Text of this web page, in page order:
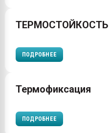
ТЕРМОСТОЙКОСТЬ
ПОДРОБНЕЕ
Термофиксация
ПОДРОБНЕЕ